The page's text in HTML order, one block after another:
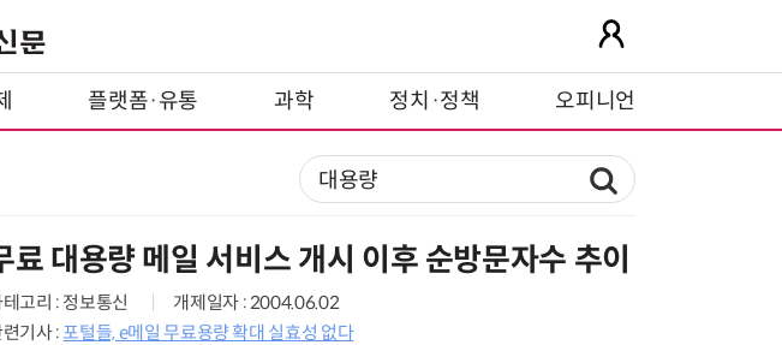
플랫폼·유통 과학 정치·정책 오피니언
료 대용량 메일 서비스 개시 이후 순방문자수 추이
고리 : 정보통신
개제일자 : 2004.06.02
기사 : 포털들, e메일 무료용량 확대 실효성 없다